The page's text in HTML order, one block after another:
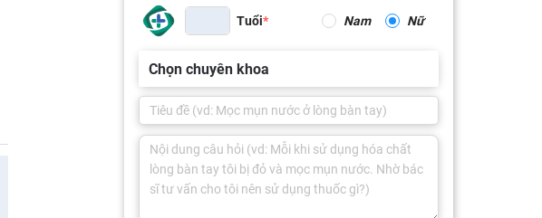
Tuổi Nam Nữ
Chọn chuyên khoa